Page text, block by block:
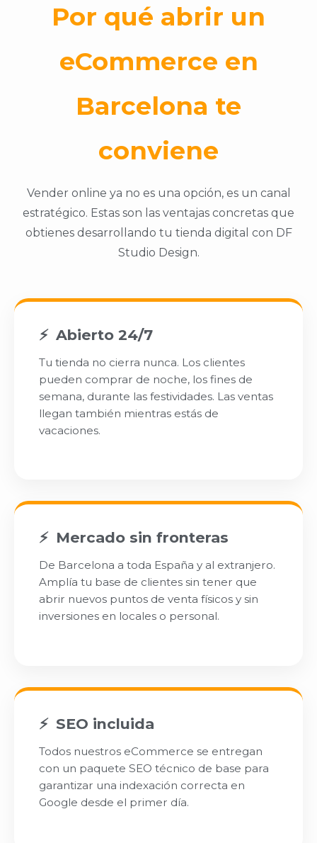
Por qué abrir un
eCommerce en
Barcelona te
conviene
Vender online ya no es una opción, es un canal
estratégico. Estas son las ventajas concretas que
obtienes desarrollando tu tienda digital con DF
Studio Design.
Abierto 24/7
Tu tienda no cierra nunca. Los clientes
pueden comprar de noche, los fines de
semana, durante las festividades. Las ventas
llegan también mientras estás de
vacaciones.
Mercado sin fronteras
De Barcelona a toda España y al extranjero.
Amplía tu base de clientes sin tener que
abrir nuevos puntos de venta físicos y sin
inversiones en locales o personal.
SEO incluida
Todos nuestros eCommerce se entregan
con un paquete SEO técnico de base para
garantizar una indexación correcta en
Google desde el primer día.